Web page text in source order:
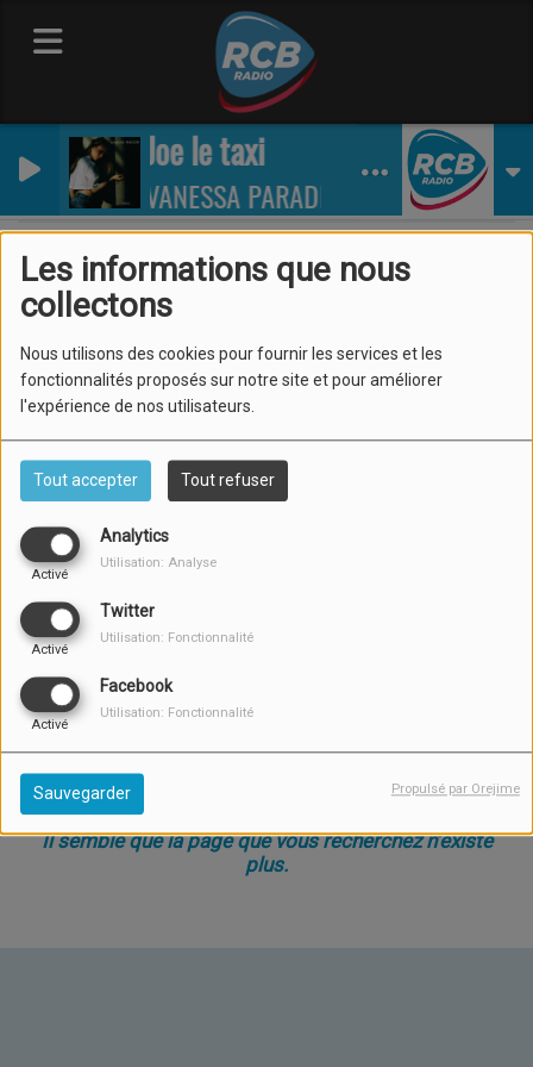
Les informations que nous
collectons
Nous utilisons des cookies pour fournir les services et les
fonctionnalités proposés sur notre site et pour améliorer
l'expérience de nos utilisateurs.
Tout accepter Tout refuser
Analytics
Activé
Utilisation: Analyse
Twitter
Activé
Utilisation: Fonctionnalité
Facebook
Activé
Utilisation: Fonctionnalité
Sauvegarder Propulsé par Orejime
Joe le taxi
VANESSA PARADIS
Oups, vous avez rencontré
Il semble que la page que vous recherchez n’existe
plus.